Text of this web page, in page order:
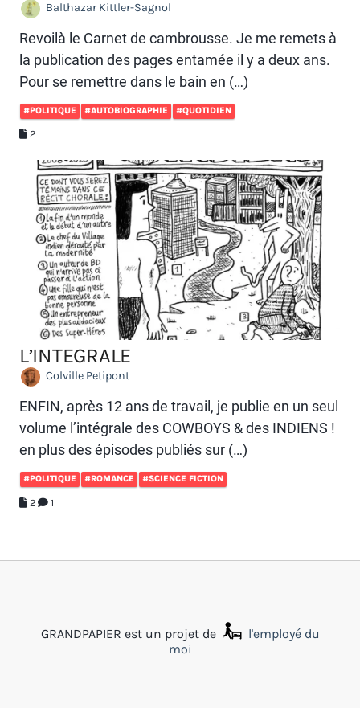
Balthazar Kittler-Sagnol
Revoilà le Carnet de cambrousse. Je me remets à
la publication des pages entamée il y a deux ans.
Pour se remettre dans le bain en (…)
#POLITIQUE #AUTOBIOGRAPHIE #QUOTIDIEN
2
L’INTEGRALE
Colville Petipont
ENFIN, après 12 ans de travail, je publie en un seul
volume l’intégrale des COWBOYS & des INDIENS !
en plus des épisodes publiés sur (…)
#POLITIQUE #ROMANCE #SCIENCE FICTION
2 1
GRANDPAPIER est un projet de
l'employé du
moi